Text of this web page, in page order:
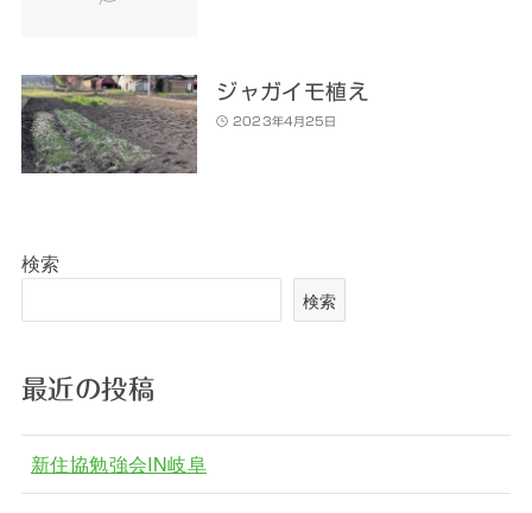
ジャガイモ植え
2023年4月25日
検索
検索
最近の投稿
新住協勉強会IN岐阜